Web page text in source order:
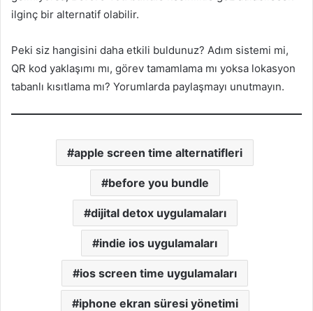
ilginç bir alternatif olabilir.
Peki siz hangisini daha etkili buldunuz? Adım sistemi mi,
QR kod yaklaşımı mı, görev tamamlama mı yoksa lokasyon
tabanlı kısıtlama mı? Yorumlarda paylaşmayı unutmayın.
apple screen time alternatifleri
before you bundle
dijital detox uygulamaları
indie ios uygulamaları
ios screen time uygulamaları
iphone ekran süresi yönetimi